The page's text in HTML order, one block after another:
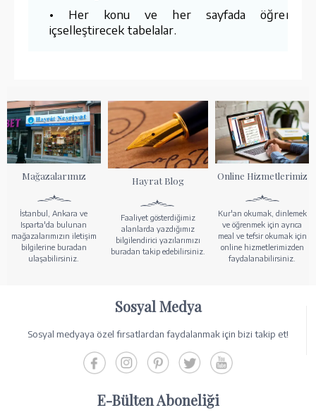
• Her konu ve her sayfada
içselleştirecek tabelalar.
Mağazalarımız
İstanbul, Ankara ve
Isparta'da bulunan
mağazalarımızın iletişim
bilgilerine buradan
ulaşabilirsiniz.
Hayrat Blog
Faaliyet gösterdiğimiz
alanlarda yazdığımız
bilgilendirici yazılarımızı
buradan takip edebilirsiniz.
Online Hizmetlerimiz
Kur'an okumak, dinlemek
ve öğrenmek için ayrıca
meal ve tefsir okumak için
online hizmetlerimizden
faydalanabilirsiniz.
Sosyal Medya
Sosyal medyaya özel fırsatlardan faydalanmak için bizi takip et!
E-Bülten Aboneliği